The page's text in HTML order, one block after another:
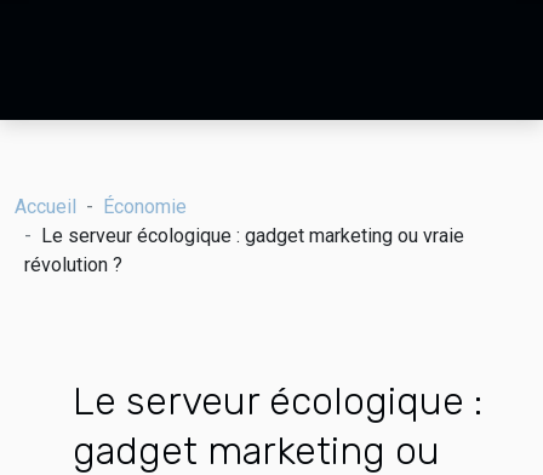
Accueil
Économie
Le serveur écologique : gadget marketing ou vraie
révolution ?
Le serveur écologique :
gadget marketing ou